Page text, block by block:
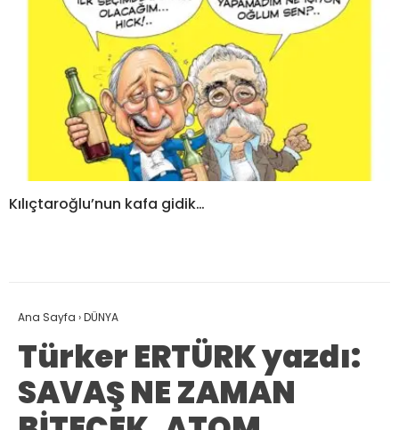
Kılıçtaroğlu’nun kafa gidik…
Ana Sayfa ›DÜNYA
Türker ERTÜRK yazdı:
SAVAŞ NE ZAMAN